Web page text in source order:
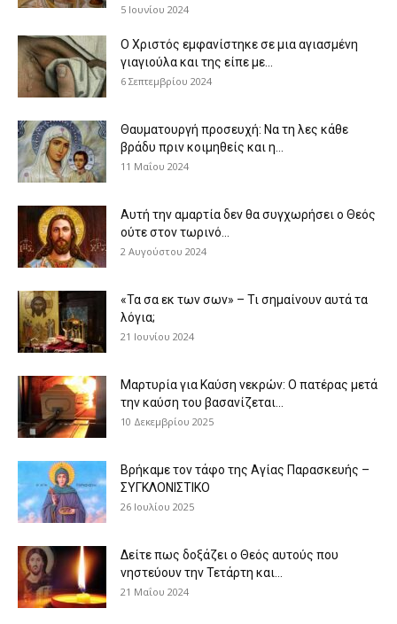
5 Ιουνίου 2024
Ο Χριστός εμφανίστηκε σε μια αγιασμένη
γιαγιούλα και της είπε με...
6 Σεπτεμβρίου 2024
Θαυματουργή προσευχή: Να τη λες κάθε
βράδυ πριν κοιμηθείς και η...
11 Μαΐου 2024
Αυτή την αμαρτία δεν θα συγχωρήσει ο Θεός
ούτε στον τωρινό...
2 Αυγούστου 2024
«Τα σα εκ των σων» – Τι σημαίνουν αυτά τα
λόγια;
21 Ιουνίου 2024
Μαρτυρία για Καύση νεκρών: Ο πατέρας μετά
την καύση του βασανίζεται...
10 Δεκεμβρίου 2025
Βρήκαμε τον τάφο της Αγίας Παρασκευής –
ΣΥΓΚΛΟΝΙΣΤΙΚΟ
26 Ιουλίου 2025
Δείτε πως δοξάζει ο Θεός αυτούς που
νηστεύουν την Τετάρτη και...
21 Μαΐου 2024